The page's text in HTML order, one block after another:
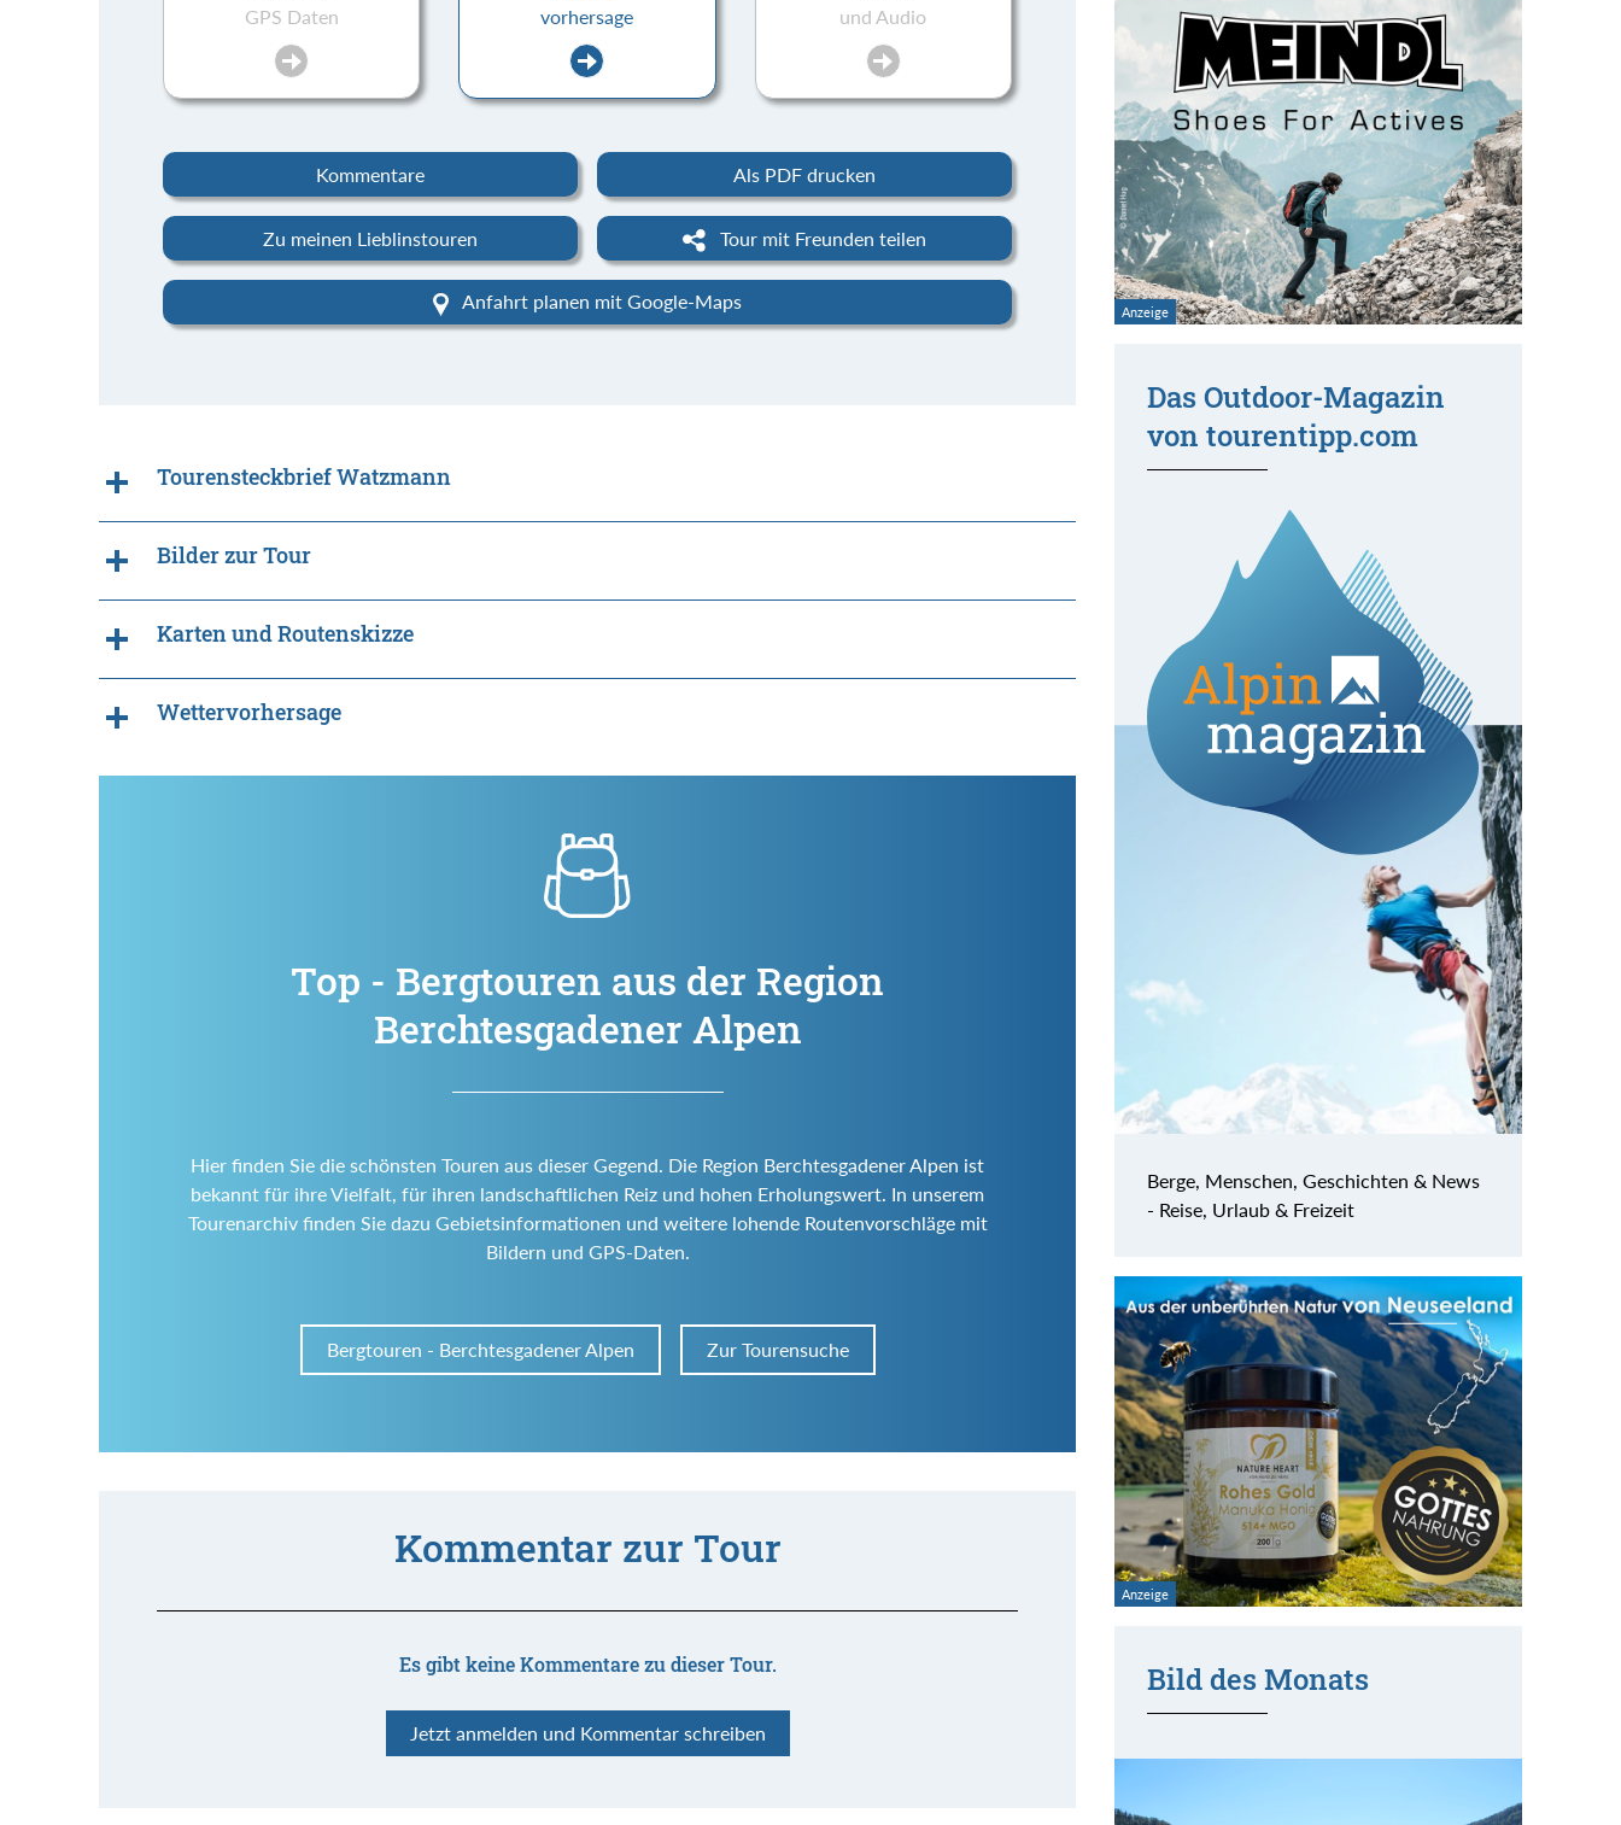
GPS Daten
vorhersage
und Audio
Kommentare Als PDF drucken
Zu meinen Lieblinstouren Tour mit Freunden teilen
Anfahrt planen mit Google-Maps
Tourensteckbrief Watzmann
Bilder zur Tour
Karten und Routenskizze
Wettervorhersage
Top - Bergtouren aus der Region
Berchtesgadener Alpen
Hier finden Sie die schönsten Touren aus dieser Gegend. Die Region Berchtesgadener Alpen ist
bekannt für ihre Vielfalt, für ihren landschaftlichen Reiz und hohen Erholungswert. In unserem
Tourenarchiv finden Sie dazu Gebietsinformationen und weitere lohende Routenvorschläge mit
Bildern und GPS-Daten.
Bergtouren - Berchtesgadener Alpen Zur Tourensuche
Kommentar zur Tour
Es gibt keine Kommentare zu dieser Tour.
Jetzt anmelden und Kommentar schreiben
Das Outdoor-Magazin
von tourentipp.com
Berge, Menschen, Geschichten & News
- Reise, Urlaub & Freizeit
Bild des Monats